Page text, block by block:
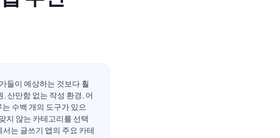
들이 예상하는 것보다 훨
산만함 없는 작성 환경, 어
수백 개의 도구가 있으
지 않는 카테고리를 선택
는 글쓰기 앱의 주요 카테